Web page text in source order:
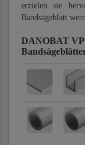
erzielen sie
Bandsägeblatt
DANOBAT VP